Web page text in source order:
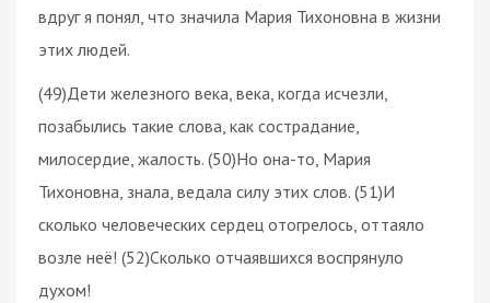
вдруг я понял, что значила Мария Тихоновна в жизни
этих людей.
(49)Дети железного века, века, когда исчезли,
позабылись такие слова, как сострадание,
милосердие, жалость. (50)Но она-то, Мария
Тихоновна, знала, ведала силу этих слов. (51)И
сколько человеческих сердец отогрелось, оттаяло
возле неё! (52)Сколько отчаявшихся воспрянуло
духом!